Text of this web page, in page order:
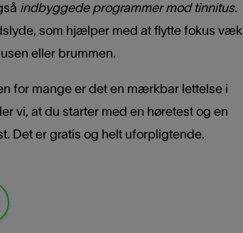
indbyggede programmer mod tinnitus.
som hjælper med at flytte fokus væk
eller brummen.
for mange er det en mærkbar lettelse i
vi, at du starter med en høretest og en
Det er gratis og helt uforpligtende.